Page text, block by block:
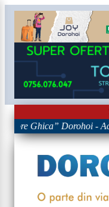
Ghica” Dorohoi -